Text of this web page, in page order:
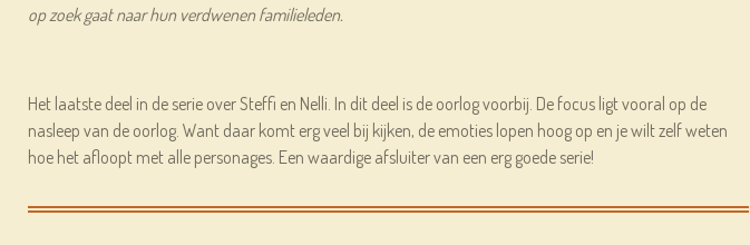
op zoek gaat naar hun verdwenen familieleden.
Het laatste deel in de serie over Steffi en Nelli. In dit deel is de oorlog voorbij. De focus ligt vooral op de
nasleep van de oorlog. Want daar komt erg veel bij kijken, de emoties lopen hoog op en je wilt zelf weten
hoe het afloopt met alle personages. Een waardige afsluiter van een erg goede serie!